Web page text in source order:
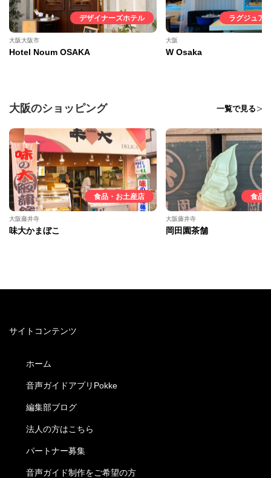
デザイナーズホテル
大阪大阪市
Hotel Noum OSAKA
ラグジュア
大阪
W Osaka
大阪のショッピング 一覧で見る
食品・お土産店
大阪藤井寺
味大かまぼこ
食品
大阪藤井寺
岡田園茶舗
サイトコンテンツ
ホーム
音声ガイドアプリPokke
編集部ブログ
法人の方はこちら
パートナー募集
音声ガイド制作をご希望の方